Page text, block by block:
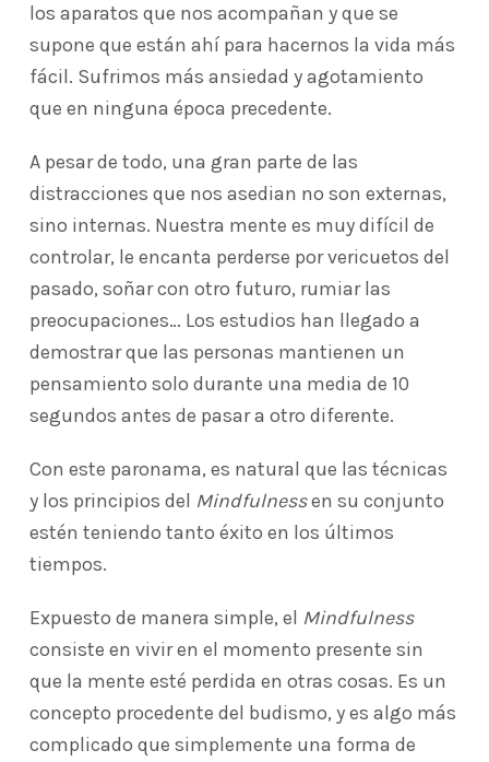
los aparatos que nos acompañan y que se
supone que están ahí para hacernos la vida más
fácil. Sufrimos más ansiedad y agotamiento
que en ninguna época precedente.
A pesar de todo, una gran parte de las
distracciones que nos asedian no son externas,
sino internas. Nuestra mente es muy difícil de
controlar, le encanta perderse por vericuetos del
pasado, soñar con otro futuro, rumiar las
preocupaciones… Los estudios han llegado a
demostrar que las personas mantienen un
pensamiento solo durante una media de 10
segundos antes de pasar a otro diferente.
Con este paronama, es natural que las técnicas
y los principios del Mindfulnessen su conjunto
estén teniendo tanto éxito en los últimos
tiempos.
Expuesto de manera simple, el Mindfulness
consiste en vivir en el momento presente sin
que la mente esté perdida en otras cosas. Es un
concepto procedente del budismo, y es algo más
complicado que simplemente una forma de